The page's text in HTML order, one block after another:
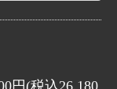
円(税込26,180